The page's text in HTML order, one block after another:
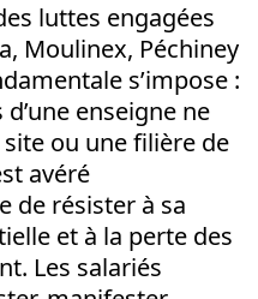
luttes engagées
Moulinex, Péchiney
s’impose :
enseigne ne
ou une filière de
avéré
de résister à sa
et à la perte des
Les salariés